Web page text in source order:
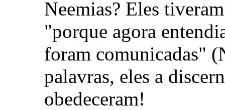
Neemias? Eles
"porque agora
foram comunicadas"
palavras, eles a
obedeceram!